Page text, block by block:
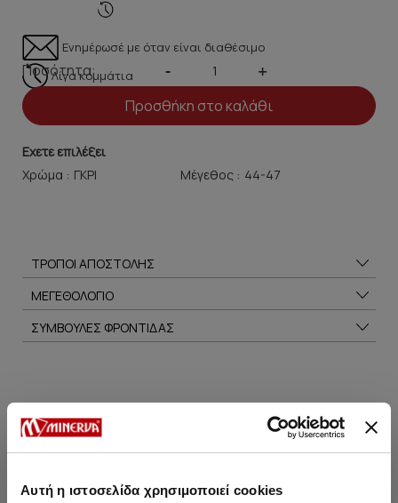
Αυτή η ιστοσελίδα χρησιμοποιεί cookies
Ενημέρωσέ με όταν είναι διαθέσιμο
Λίγα κομμάτια
Ποσότητα: - +
Προσθήκη στο καλάθι
Εχετε επιλέξει
Χρώμα :
Μέγεθος :
ΤΡΟΠΟΙ ΑΠΟΣΤΟΛΗΣ
ΜΕΓΕΘΟΛΟΓΙΟ
ΣΥΜΒΟΥΛΕΣ ΦΡΟΝΤΙΔΑΣ
Μπορεί να σου αρέσει επίσης
SALE